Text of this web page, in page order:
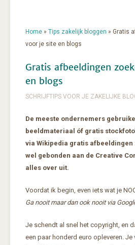
Home » Tips zakelijk bloggen » Gratis
voor je site en blogs
Gratis afbeeldingen
en blogs
SCHRIJFTIPS VOOR JE ZAKELIJKE
De meeste ondernemers
beeldmateriaal óf gratis
via Wikipedia gratis afbeeldingen
wel gebonden aan de Creative
alles over uit.
Voordat ik begin, even iets wat je
Ga nooit maar dan ook nooit via
Je schendt al snel het copyright, en
een paar honderd euro opleveren.